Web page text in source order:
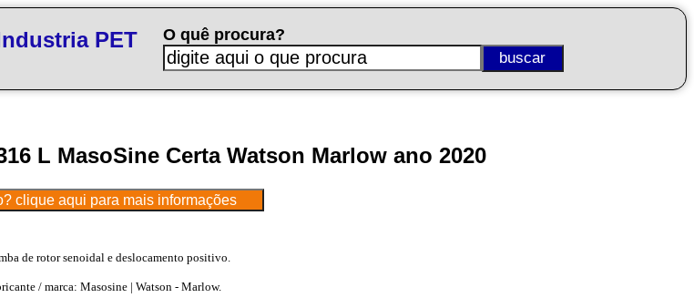
PET O quê procura?
L MasoSine Certa Watson Marlow ano 2020
de rotor senoidal e deslocamento positivo.
/ marca: Masosine | Watson - Marlow.